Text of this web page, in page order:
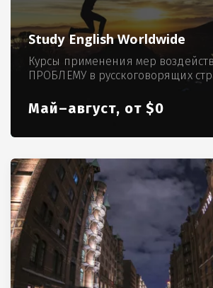
Study English Worldwide
Курсы применения мер
ПРОБЛЕМУ в русскоговорящих
Май–август, от $0